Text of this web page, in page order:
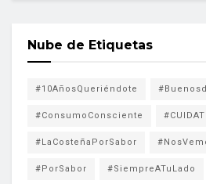
Nube de Etiquetas
#10AñosQueriéndote
#ConsumoConsciente
#LaCosteñaPorSabor
#PorSabor #SiempreATuLado